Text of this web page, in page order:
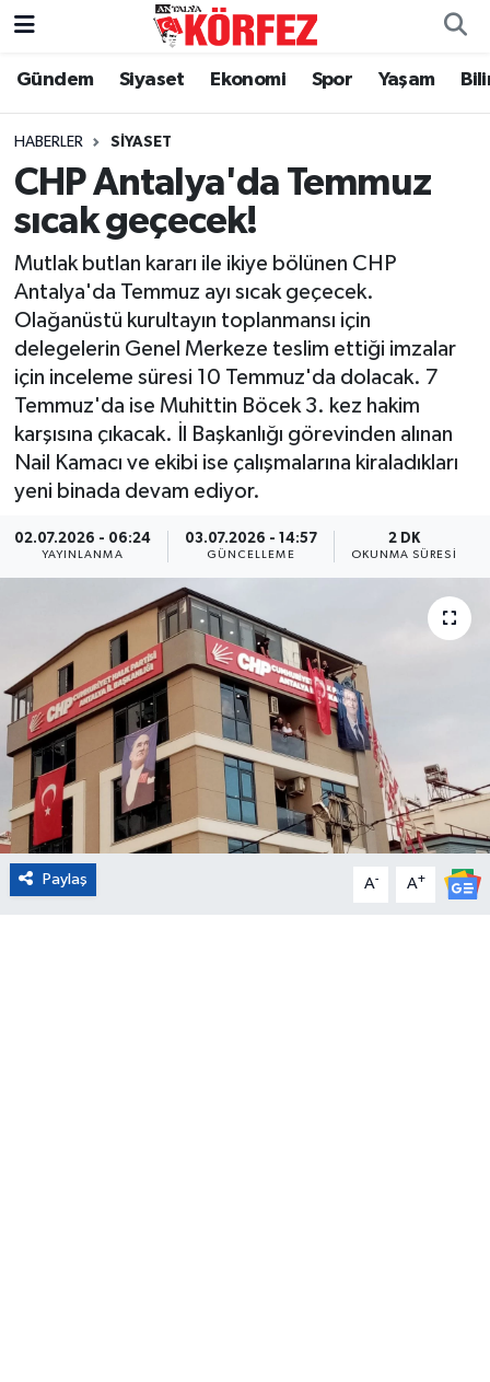
Gündem Siyaset Ekonomi Spor Yaşam
HABERLER SIYASET
CHP Antalya'da Temmuz
sıcak geçecek!
Mutlak butlan kararı ile ikiye bölünen CHP
Antalya'da Temmuz ayı sıcak geçecek.
Olağanüstü kurultayın toplanmansı için
delegelerin Genel Merkeze teslim ettiği imzalar
için inceleme süresi 10 Temmuz'da dolacak. 7
Temmuz'da ise Muhittin Böcek 3. kez hakim
karşısına çıkacak. İl Başkanlığı görevinden alınan
Nail Kamacı ve ekibi ise çalışmalarına kiraladıkları
yeni binada devam ediyor.
02.07.2026 - 06:24
YAYINLANMA
03.07.2026 - 14:57
GÜNCELLEME
2 DK
OKUNMA SÜRESI
Paylaş A- A+
Gündem
Siyaset
Yerel Yönetim
Spor
Yaşam
Asayiş
Dünya
Eğitim
Magazin
Turizm
Çevre
Kültür ve Sanat
Sivil Toplum
Nöbetçi Eczaneler
Hava Durumu
Trafik Durumu
Tüm Manşetler
Son Dakika Haberleri
Haber Arşivi